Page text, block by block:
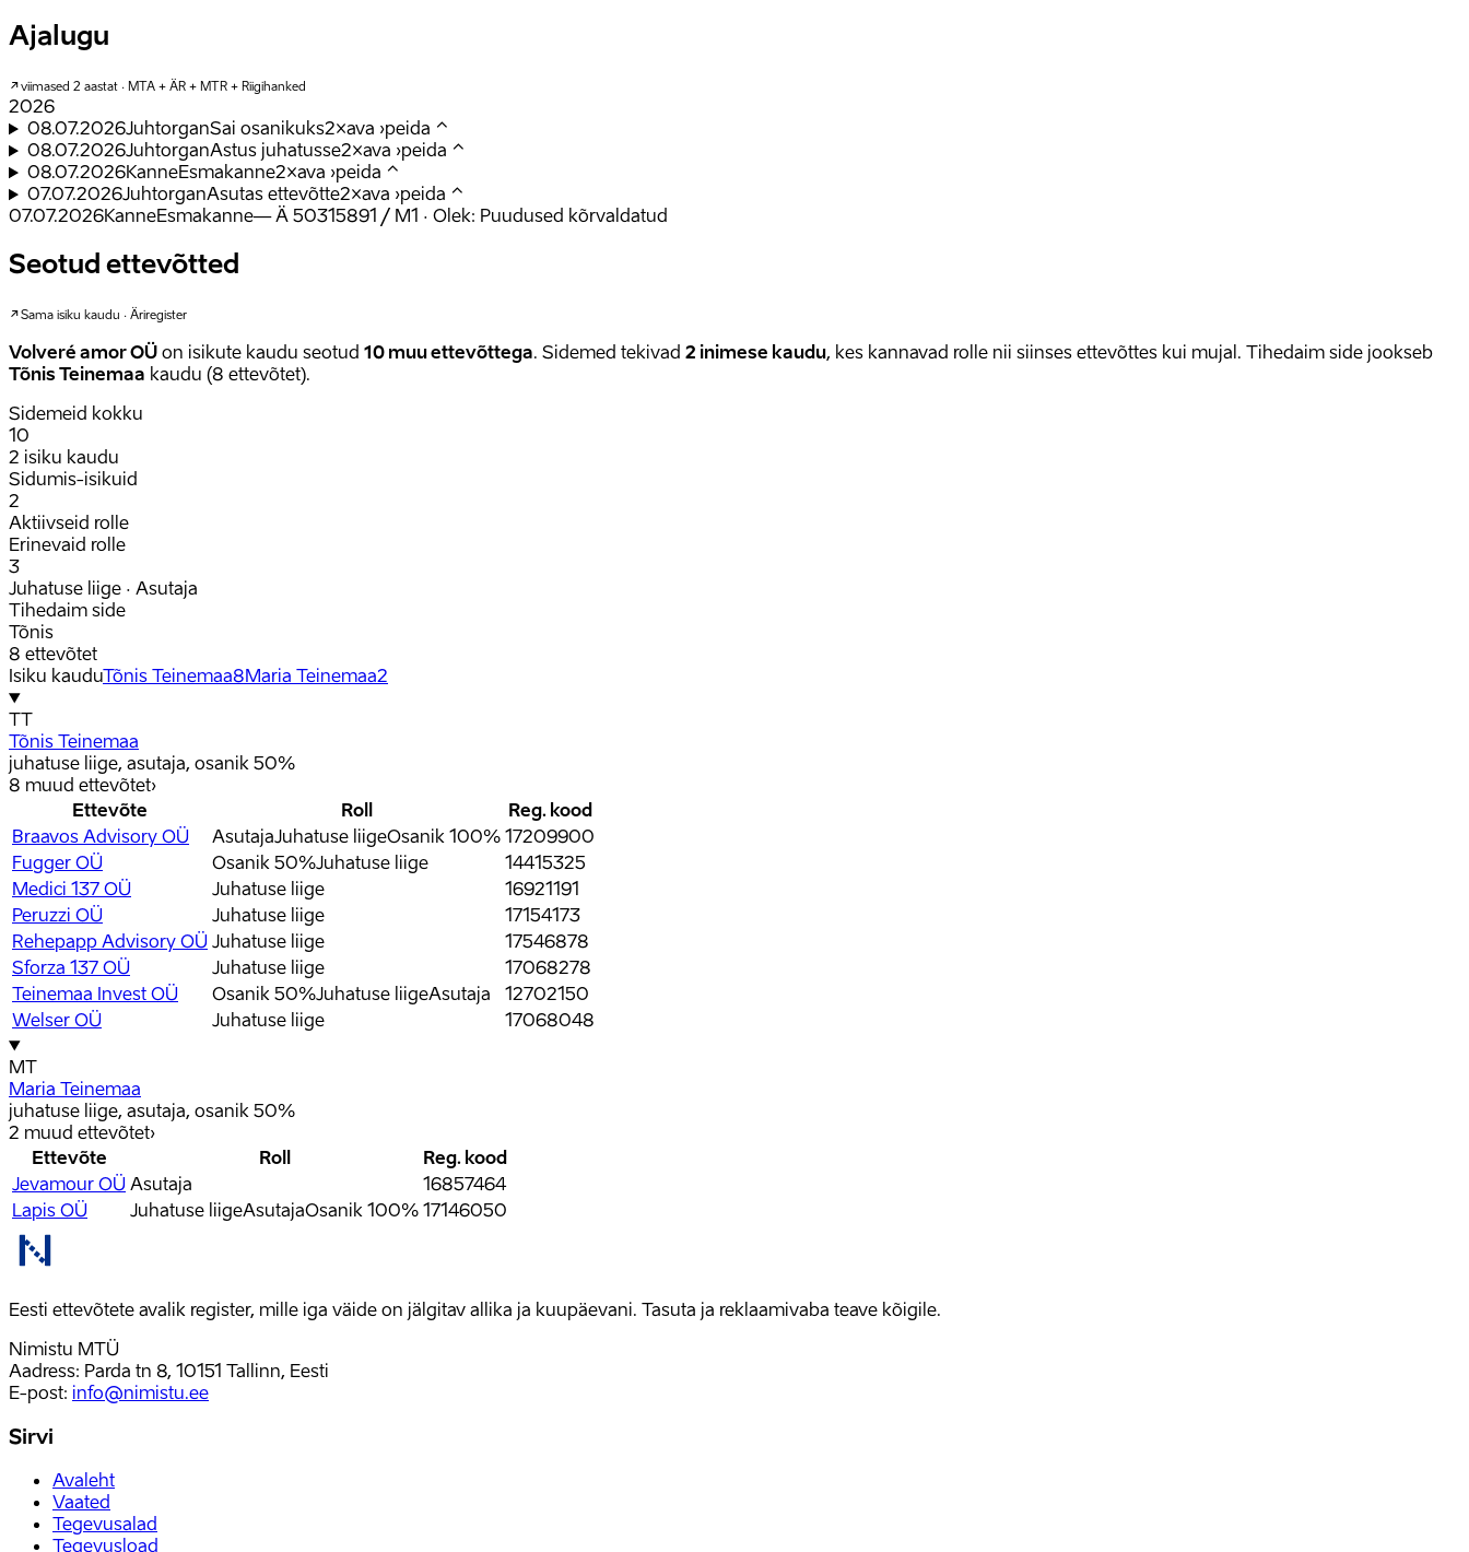
Ajalugu
viimased 2 aastat · MTA + ÄR + MTR + Riigihanked
2026
08.07.2026JuhtorganSai osanikuks2×ava ›peida ⌃
08.07.2026JuhtorganAstus juhatusse2×ava ›peida ⌃
08.07.2026KanneEsmakanne2×ava ›peida ⌃
07.07.2026JuhtorganAsutas ettevõtte2×ava ›peida ⌃
07.07.2026KanneEsmakanne—Ä 50315891 / M1 · Olek: Puudused kõrvaldatud
Seotud ettevõtted
Sama isiku kaudu · Äriregister
Volveré amor OÜ on isikute kaudu seotud 10 muu ettevõttega. Sidemed tekivad 2 inimese kaudu, kes kannavad rolle nii siinses ettevõttes kui mujal. Tihedaim side jookseb
Tõnis Teinemaa kaudu (8 ettevõtet).
Sidemeid kokku
10
2 isiku kaudu
Sidumis-isikuid
2
Aktiivseid rolle
Erinevaid rolle
3
Juhatuse liige · Asutaja
Tihedaim side
Tõnis
8 ettevõtet
Isiku kauduTõnis Teinemaa8Maria Teinemaa2
TT
Tõnis Teinemaa
juhatuse liige, asutaja, osanik 50%
8 muud ettevõtet›
Ettevõte
Roll
Reg. kood
Braavos Advisory OÜ
AsutajaJuhatuse liigeOsanik 100% 17209900
Fugger OÜ
Osanik 50%Juhatuse liige
14415325
Medici 137 OÜ
Juhatuse liige
16921191
Peruzzi OÜ
Juhatuse liige
17154173
Rehepapp Advisory OÜ Juhatuse liige
17546878
Sforza 137 OÜ
Juhatuse liige
17068278
Teinemaa Invest OÜ
Osanik 50%Juhatuse liigeAsutaja
12702150
Welser OÜ
Juhatuse liige 17068048
MT
Maria Teinemaa
juhatuse liige, asutaja, osanik 50%
2 muud ettevõtet›
Ettevõte
Roll
Reg. kood
Jevamour OÜ Asutaja
16857464
Lapis OÜ
Juhatuse liigeAsutajaOsanik 100% 17146050
Eesti ettevõtete avalik register, mille iga väide on jälgitav allika ja kuupäevani. Tasuta ja reklaamivaba teave kõigile.
Nimistu MTÜ
Aadress: Parda tn 8, 10151 Tallinn, Eesti
E-post: info@nimistu.ee
Sirvi
Avaleht
Vaated
Tegevusalad
Tegevusload